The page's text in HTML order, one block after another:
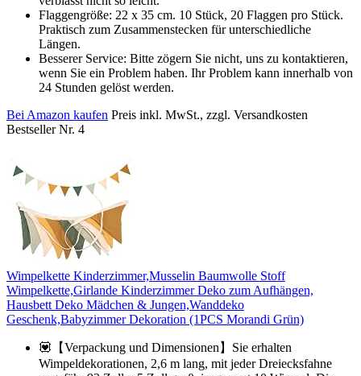
Flaggengröße: 22 x 35 cm. 10 Stück, 20 Flaggen pro Stück.
Praktisch zum Zusammenstecken für unterschiedliche
Längen.
Besserer Service: Bitte zögern Sie nicht, uns zu kontaktieren,
wenn Sie ein Problem haben. Ihr Problem kann innerhalb von
24 Stunden gelöst werden.
Bei Amazon kaufen Preis inkl. MwSt., zzgl. Versandkosten
Bestseller Nr. 4
Wimpelkette Kinderzimmer,Musselin Baumwolle Stoff
Wimpelkette,Girlande Kinderzimmer Deko zum Aufhängen,
Hausbett Deko Mädchen & Jungen,Wanddeko
Geschenk,Babyzimmer Dekoration (1PCS Morandi Grün)
💟【Verpackung und Dimensionen】Sie erhalten
Wimpeldekorationen, 2,6 m lang, mit jeder Dreiecksfahne